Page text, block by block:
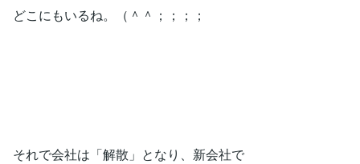
どこにもいるね。（＾＾；；；；
それで会社は「解散」となり、新会社で